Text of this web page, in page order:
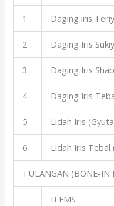
1 Daging iris
2 Daging Iris
3 Daging Iris
4 Daging Iris
5 Lidah Iris
6 Lidah Iris Tebal
TULANGAN (BONE-IN
ITEMS